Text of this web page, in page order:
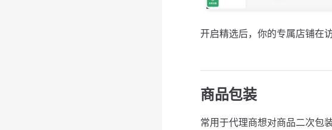
开启精选后，你的专属店铺在
商品包装
常用于代理商想对商品二次包